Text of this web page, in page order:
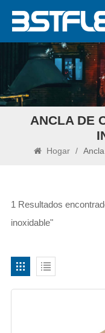
ANCLA DE
Hogar /
1 Resultados
inoxidable"